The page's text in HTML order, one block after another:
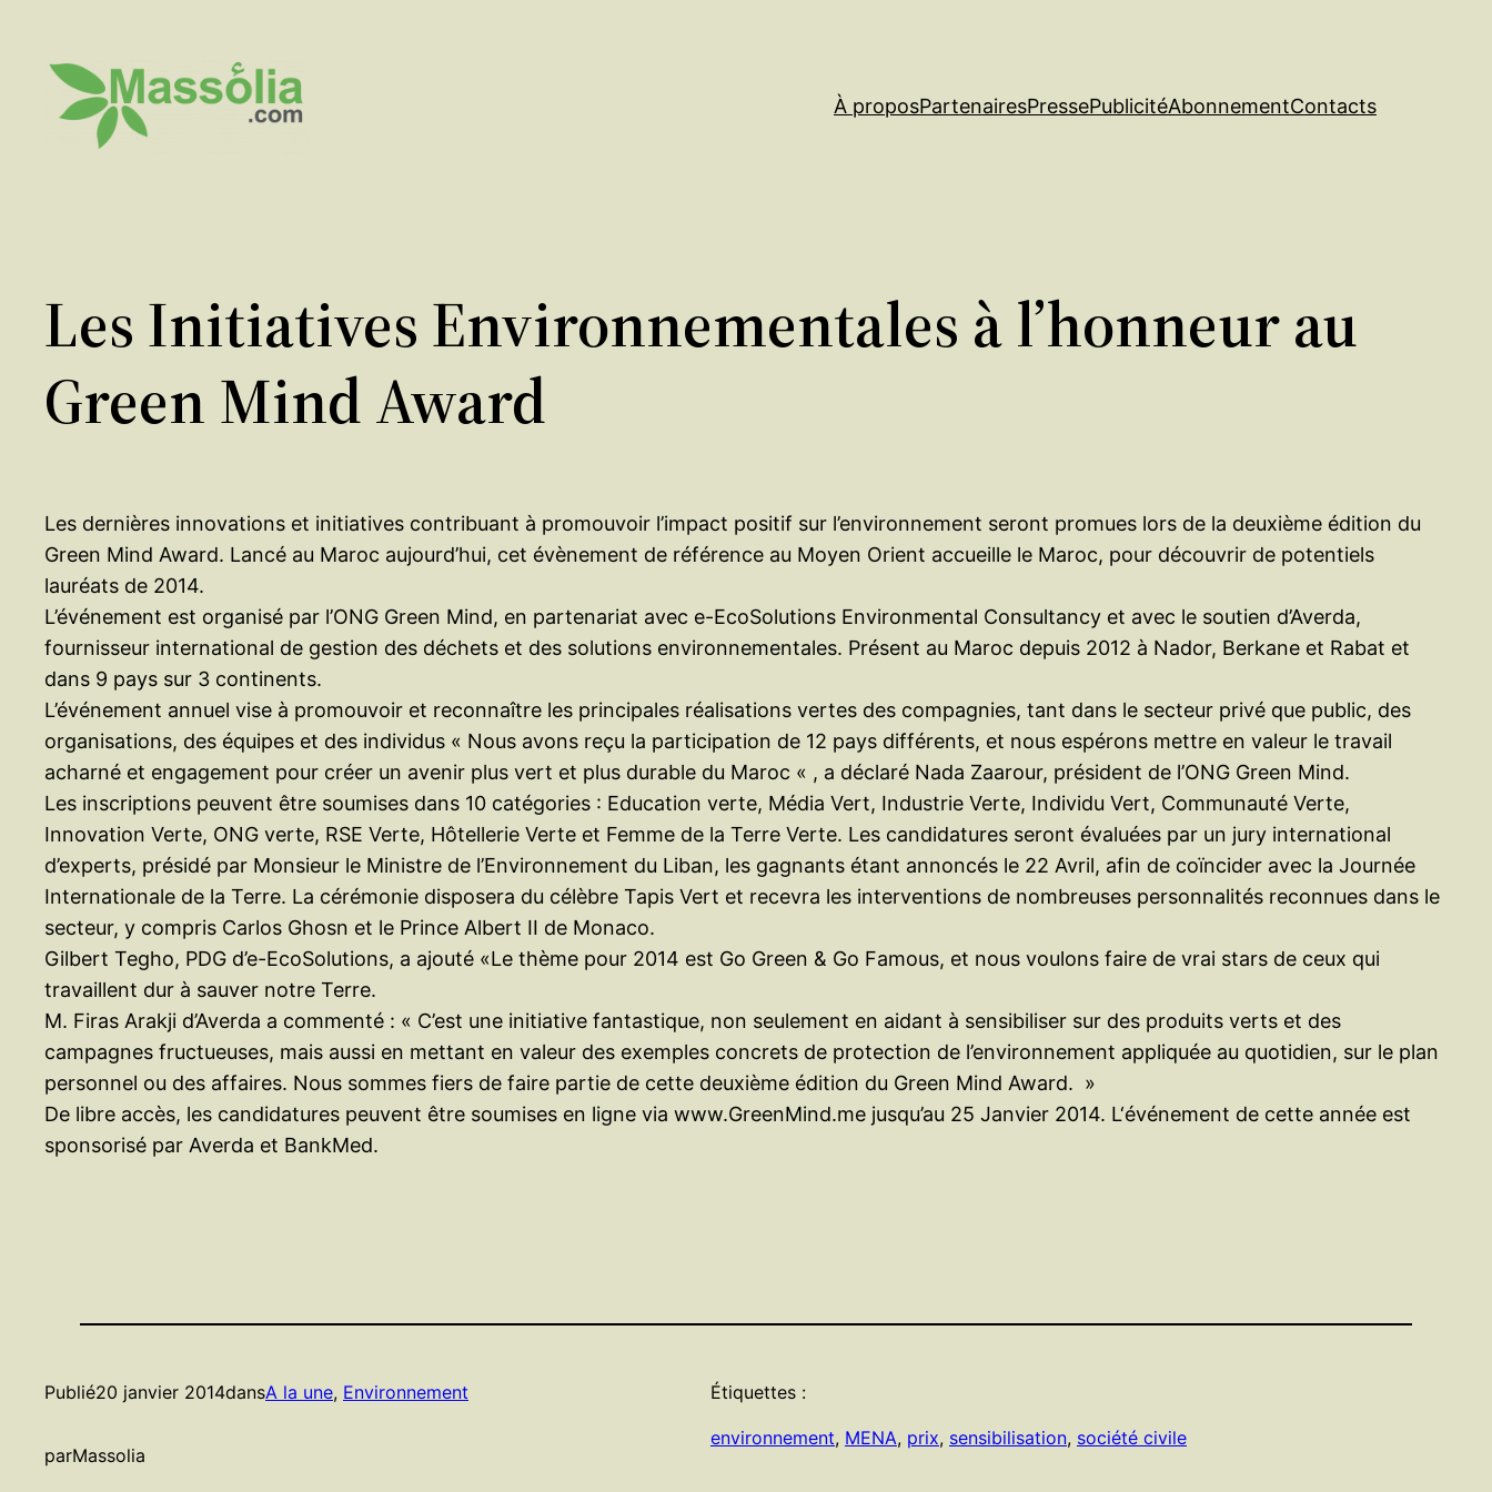
contenu
À proposPartenairesPressePublicitéAbonnementContacts
Les Initiatives Environnementales à l’honneur au
Green Mind Award
Les dernières innovations et initiatives contribuant à promouvoir l’impact positif sur l’environnement seront promues lors de la deuxième édition du
Green Mind Award. Lancé au Maroc aujourd’hui, cet évènement de référence au Moyen Orient accueille le Maroc, pour découvrir de potentiels
lauréats de 2014.
L’événement est organisé par l’ONG Green Mind, en partenariat avec e-EcoSolutions Environmental Consultancy et avec le soutien d’Averda,
fournisseur international de gestion des déchets et des solutions environnementales. Présent au Maroc depuis 2012 à Nador, Berkane et Rabat et
dans 9 pays sur 3 continents.
L’événement annuel vise à promouvoir et reconnaître les principales réalisations vertes des compagnies, tant dans le secteur privé que public, des
organisations, des équipes et des individus « Nous avons reçu la participation de 12 pays différents, et nous espérons mettre en valeur le travail
acharné et engagement pour créer un avenir plus vert et plus durable du Maroc « , a déclaré Nada Zaarour, président de l’ONG Green Mind.
Les inscriptions peuvent être soumises dans 10 catégories : Education verte, Média Vert, Industrie Verte, Individu Vert, Communauté Verte,
Innovation Verte, ONG verte, RSE Verte, Hôtellerie Verte et Femme de la Terre Verte. Les candidatures seront évaluées par un jury international
d’experts, présidé par Monsieur le Ministre de l’Environnement du Liban, les gagnants étant annoncés le 22 Avril, afin de coïncider avec la Journée
Internationale de la Terre. La cérémonie disposera du célèbre Tapis Vert et recevra les interventions de nombreuses personnalités reconnues dans le
secteur, y compris Carlos Ghosn et le Prince Albert II de Monaco.
Gilbert Tegho, PDG d’e-EcoSolutions, a ajouté «Le thème pour 2014 est Go Green & Go Famous, et nous voulons faire de vrai stars de ceux qui
travaillent dur à sauver notre Terre.
M. Firas Arakji d’Averda a commenté : « C’est une initiative fantastique, non seulement en aidant à sensibiliser sur des produits verts et des
campagnes fructueuses, mais aussi en mettant en valeur des exemples concrets de protection de l’environnement appliquée au quotidien, sur le plan
personnel ou des affaires. Nous sommes fiers de faire partie de cette deuxième édition du Green Mind Award. »
De libre accès, les candidatures peuvent être soumises en ligne via www.GreenMind.me jusqu’au 25 Janvier 2014. L‘événement de cette année est
sponsorisé par Averda et BankMed.
Publié20 janvier 2014dansA la une, Environnement
parMassolia
Étiquettes :
environnement, MENA, prix, sensibilisation, société civile